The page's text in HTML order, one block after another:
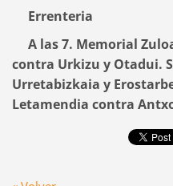
Errenteria
A las 7. Memorial
contra Urkizu y Otadui.
Urretabizkaia y
Letamendia contra